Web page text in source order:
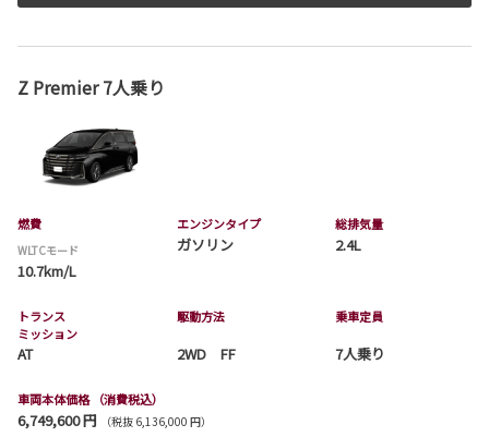
Z Premier 7人乗り
燃費
WLTCモード
10.7km/L
エンジンタイプ
ガソリン
総排気量
2.4L
トランス
ミッション
AT
駆動方法
2WD FF
乗車定員
7人乗り
車両本体価格 （消費税込）
6,749,600 円 （税抜 6,136,000 円）